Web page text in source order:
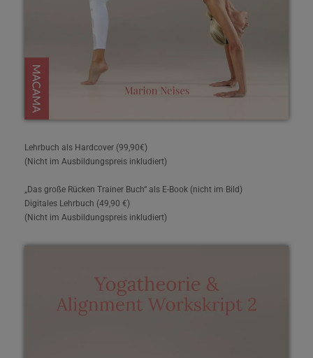
Lehrbuch als Hardcover (99,90€)
(Nicht im Ausbildungspreis inkludiert)
„Das große Rücken Trainer Buch“ als E-Book (nicht im Bild)
Digitales Lehrbuch (49,90 €)
(Nicht im Ausbildungspreis inkludiert)